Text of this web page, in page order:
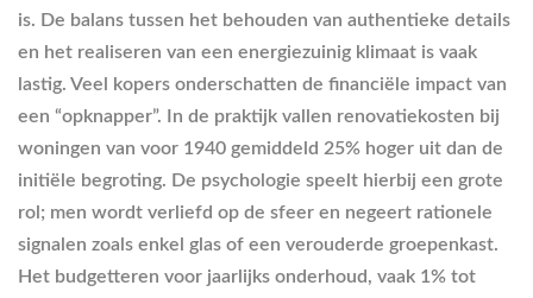
is. De balans tussen het behouden van authentieke details
en het realiseren van een energiezuinig klimaat is vaak
lastig. Veel kopers onderschatten de financiële impact van
een “opknapper”. In de praktijk vallen renovatiekosten bij
woningen van voor 1940 gemiddeld 25% hoger uit dan de
initiële begroting. De psychologie speelt hierbij een grote
rol; men wordt verliefd op de sfeer en negeert rationele
signalen zoals enkel glas of een verouderde groepenkast.
Het budgetteren voor jaarlijks onderhoud, vaak 1% tot